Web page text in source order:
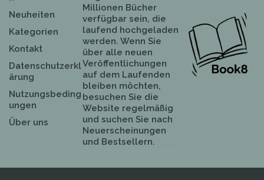
Neuheiten
Kategorien
Kontakt
Datenschutzerkl
ärung
Nutzungsbeding
ungen
Über uns
Millionen Bücher
verfügbar sein, die
laufend hochgeladen
werden. Wenn Sie
über alle neuen
Veröffentlichungen
auf dem Laufenden
bleiben möchten,
besuchen Sie die
Website regelmäßig
und suchen Sie nach
Neuerscheinungen
und Bestsellern.